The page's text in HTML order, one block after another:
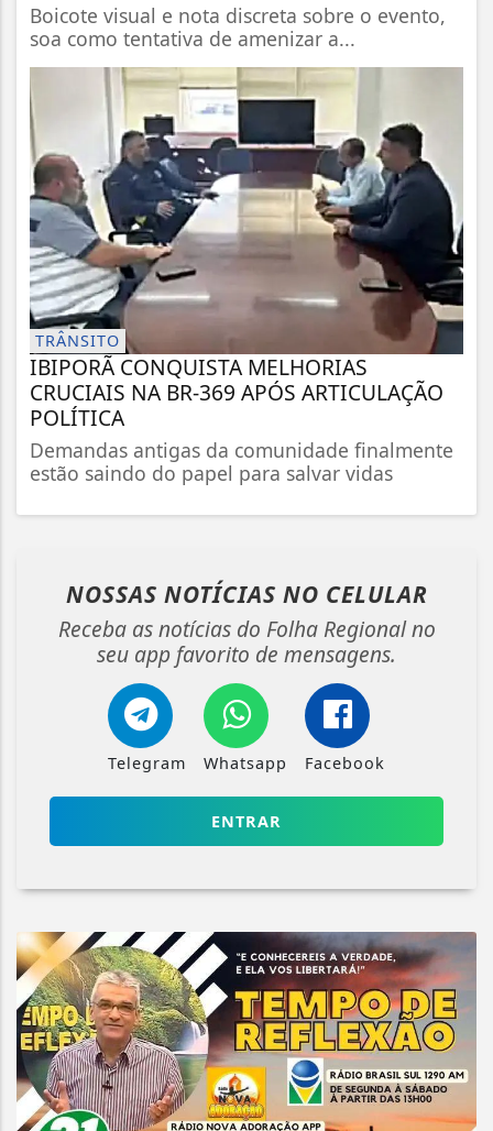
Boicote visual e nota discreta sobre o evento,
soa como tentativa de amenizar a...
TRÂNSITO
IBIPORÃ CONQUISTA MELHORIAS
CRUCIAIS NA BR-369 APÓS ARTICULAÇÃO
POLÍTICA
Demandas antigas da comunidade finalmente
estão saindo do papel para salvar vidas
NOSSAS NOTÍCIAS NO CELULAR
Receba as notícias do Folha Regional no
seu app favorito de mensagens.
Telegram Whatsapp Facebook
ENTRAR